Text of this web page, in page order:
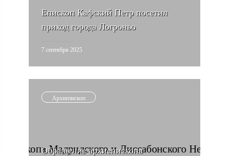
Епископ Кафский Петр посетил
приход города Логроньо
7 сентября 2025
Архиепископ
Обращение архиепископа